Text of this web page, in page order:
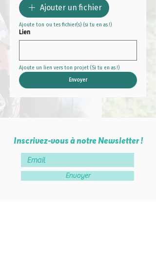
Ajouter un fichier
Ajoute ton ou tes fichier(s) (si tu en as !)
Lien
Ajoute un lien vers ton projet (Si tu en as !)
Envoyer
Inscrivez-vous à notre Newsletter !
Envoyer